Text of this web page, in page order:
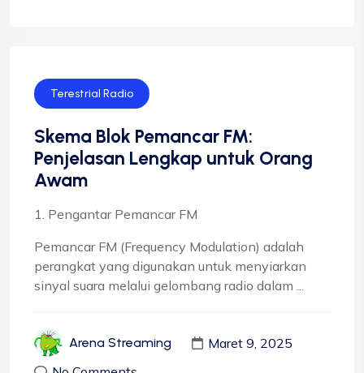
Terestrial Radio
Skema Blok Pemancar FM:
Penjelasan Lengkap untuk Orang
Awam
1. Pengantar Pemancar FM
Pemancar FM (Frequency Modulation) adalah
perangkat yang digunakan untuk menyiarkan
sinyal suara melalui gelombang radio dalam ...
Arena Streaming
Maret 9, 2025